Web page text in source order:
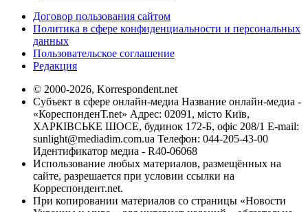
Договор пользования сайтом
Политика в сфере конфиденциальности и персональных
данных
Пользовательское соглашение
Редакция
© 2000-2026, Korrespondent.net
Субъект в сфере онлайн-медиа Название онлайн-медиа -
«КореспонденТ.net» Адрес: 02091, місто Київ,
ХАРКІВСЬКЕ ШОСЕ, будинок 172-Б, офіс 208/1 E-mail:
sunlight@mediadim.com.ua Телефон: 044-205-43-00
Идентификатор медиа - R40-06068
Использование любых материалов, размещённых на
сайте, разрешается при условии ссылки на
Корреспондент.net.
При копировании материалов со страницы «Новости